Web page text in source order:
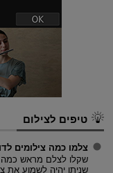
טיפים לצילום
צלמו כמה צילומים
שקלו לצלם מראש כמה
שניתן יהיה לשמוע את